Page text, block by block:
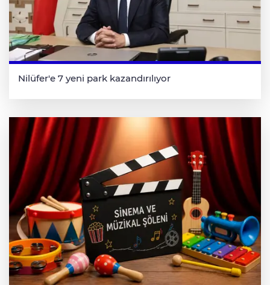
Nilüfer'e 7 yeni park kazandırılıyor